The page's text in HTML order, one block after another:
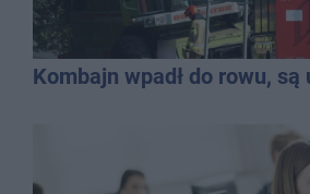
Kombajn wpadł do rowu,